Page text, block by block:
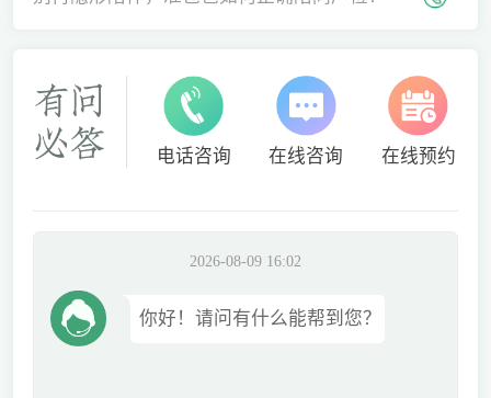
电话咨询 在线咨询 在线预约
2026-08-09 16:02
你好！请问有什么能帮到您？